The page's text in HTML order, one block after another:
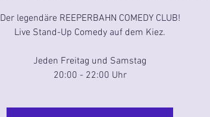
Der legendäre REEPERBAHN COMEDY CLUB!
Live Stand-Up Comedy auf dem Kiez.
Jeden Freitag und Samstag
20:00 - 22:00 Uhr